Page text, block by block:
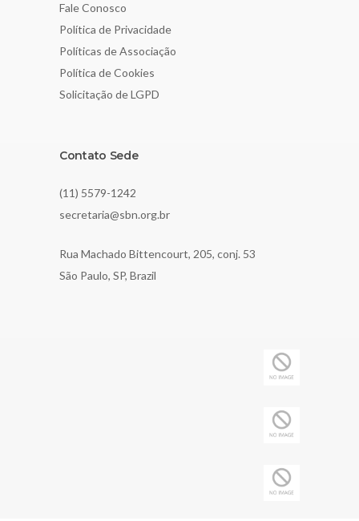
Fale Conosco
Política de Privacidade
Políticas de Associação
Política de Cookies
Solicitação de LGPD
Contato Sede
(11) 5579-1242
secretaria@sbn.org.br
Rua Machado Bittencourt, 205, conj. 53
São Paulo, SP, Brazil